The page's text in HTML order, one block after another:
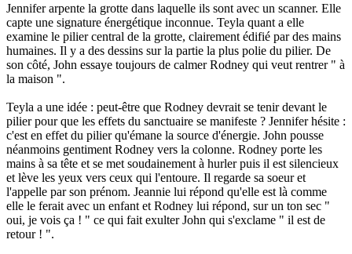
Jennifer arpente la grotte dans laquelle ils sont avec un scanner. Elle
capte une signature énergétique inconnue. Teyla quant a elle
examine le pilier central de la grotte, clairement édifié par des mains
humaines. Il y a des dessins sur la partie la plus polie du pilier. De
son côté, John essaye toujours de calmer Rodney qui veut rentrer " à
la maison ".
Teyla a une idée : peut-être que Rodney devrait se tenir devant le
pilier pour que les effets du sanctuaire se manifeste ? Jennifer hésite :
c'est en effet du pilier qu'émane la source d'énergie. John pousse
néanmoins gentiment Rodney vers la colonne. Rodney porte les
mains à sa tête et se met soudainement à hurler puis il est silencieux
et lève les yeux vers ceux qui l'entoure. Il regarde sa soeur et
l'appelle par son prénom. Jeannie lui répond qu'elle est là comme
elle le ferait avec un enfant et Rodney lui répond, sur un ton sec "
oui, je vois ça ! " ce qui fait exulter John qui s'exclame " il est de
retour ! ".